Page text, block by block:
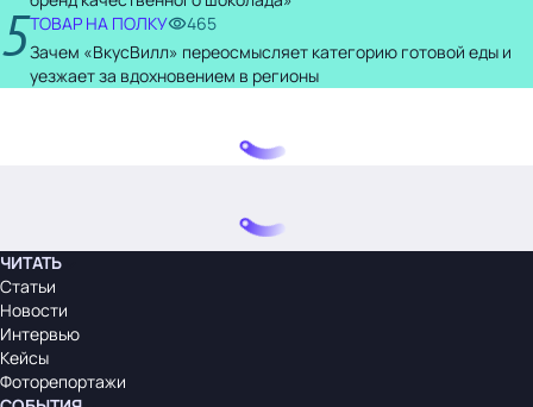
5ТОВАР НА ПОЛКУ
465
Зачем «ВкусВилл» переосмысляет категорию готовой еды и
уезжает за вдохновением в регионы
ЧИТАТЬ
Статьи
Новости
Интервью
Кейсы
Фоторепортажи